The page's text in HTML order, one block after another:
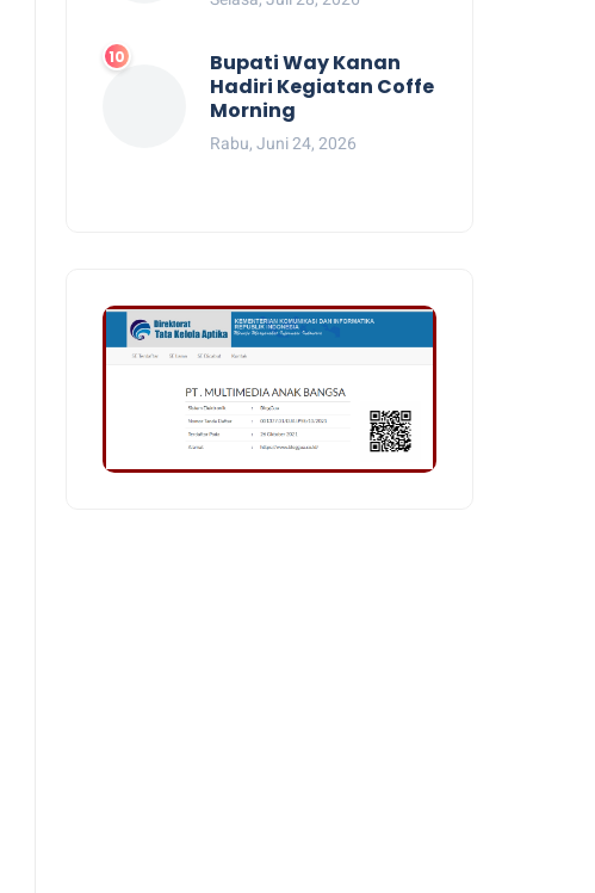
Bupati Way Kanan
Hadiri Kegiatan Coffe
Morning
Rabu, Juni 24, 2026